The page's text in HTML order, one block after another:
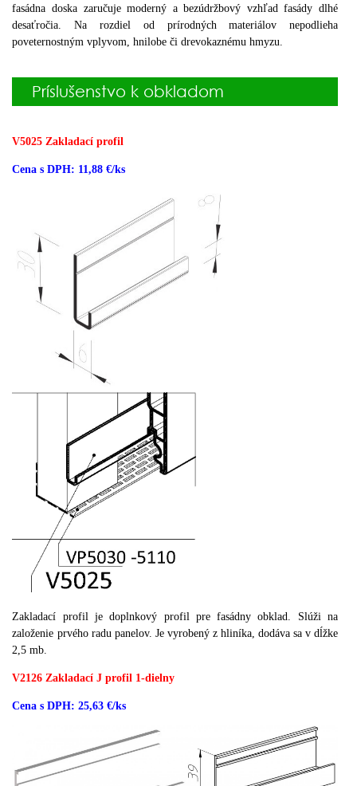
fasádna doska zaručuje moderný a bezúdržbový vzhľad fasády dlhé
desaťročia.
Na rozdiel od prírodných materiálov nepodlieha
poveternostným vplyvom, hnilobe či drevokaznému hmyzu.
Príslušenstvo k obkladom
V5025 Zakladací profil
Cena s DPH: 11,88 €/ks
Zakladací profil je doplnkový profil pre fasádny obklad.
Slúži na
založenie prvého radu panelov. Je vyrobený z hliníka, dodáva sa v dĺžke
2,5 mb.
V2126 Zakladací J profil 1-dielny
Cena s DPH: 25,63 €/ks